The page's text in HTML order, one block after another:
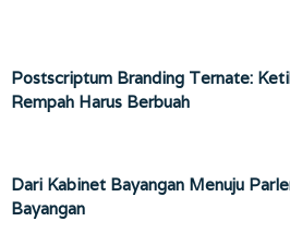
Postscriptum Branding Ternate:
Rempah Harus Berbuah
Dari Kabinet Bayangan Menuju
Bayangan